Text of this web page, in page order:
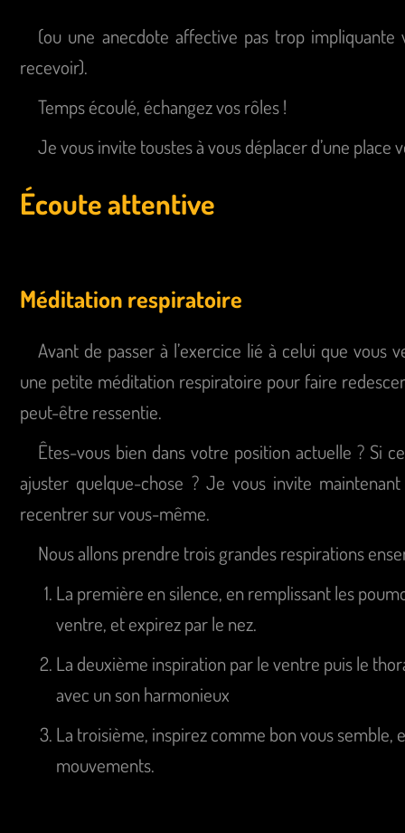
(ou une anecdote affective pas trop impliquante
recevoir).
Temps écoulé, échangez vos rôles !
Je vous invite toustes à vous déplacer d’une place
Écoute attentive
Méditation respiratoire
Avant de passer à l’exercice lié à celui que vous
une petite méditation respiratoire pour faire
peut-être ressentie.
Êtes-vous bien dans votre position actuelle ? Si
ajuster quelque-chose ? Je vous invite
recentrer sur vous-même.
Nous allons prendre trois grandes respirations
La première en silence, en remplissant les
ventre, et expirez par le nez.
La deuxième inspiration par le ventre puis le
avec un son harmonieux
La troisième, inspirez comme bon vous semble,
mouvements.